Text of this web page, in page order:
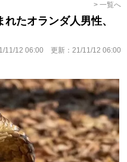
> 一覧へ
たオランダ人男性、
11/12 06:00 更新： 21/11/12 06:00